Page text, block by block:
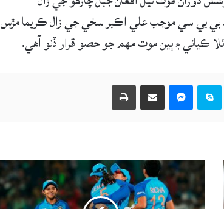
بي بي سي موجب علي اڪبر سخي جي زال ڪريما مڙس
ڪياني ۽ ٻين موت مهم جو حصو قرار ڏنو آهي.
Skype حصيداري ڪريو اي ميل ذريعي